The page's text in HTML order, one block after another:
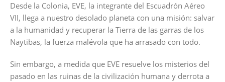
Desde la Colonia, EVE, la integrante del Escuadrón Aéreo
VII, llega a nuestro desolado planeta con una misión: salvar
a la humanidad y recuperar la Tierra de las garras de los
Naytibas, la fuerza malévola que ha arrasado con todo.
Sin embargo, a medida que EVE resuelve los misterios del
pasado en las ruinas de la civilización humana y derrota a